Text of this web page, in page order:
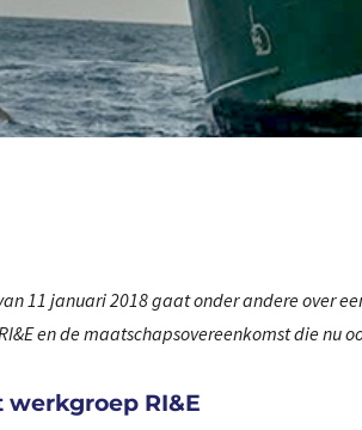
11 januari 2018 gaat onder andere over
en de maatschapsovereenkomst die nu
RI&E